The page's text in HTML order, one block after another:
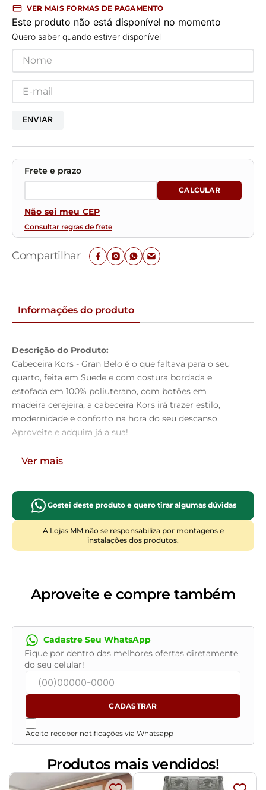
VER MAIS FORMAS DE PAGAMENTO
Este produto não está disponível no momento
Quero saber quando estiver disponível
ENVIAR
Não sei meu CEP
Consultar regras de frete
Compartilhar
Informações do produto
Descrição do Produto:
Cabeceira Kors - Gran Belo é o que faltava para o seu
quarto, feita em Suede e com costura bordada e
estofada em 100% poliuterano, com botões em
madeira cerejeira, a cabeceira Kors irá trazer estilo,
modernidade e conforto na hora do seu descanso.
Aproveite e adquira já a sua!
Altura:125cm
Profundidade:
Características do Produto:
Material da Estrutura:Madeira industrializada
Tamanho:
Queen Size
Necessita de Montagem:
montagem, recomendamos que a montagem seja
Instruções/Cuidado:Utilizar um pano levemente
umedecido com água, seguido de pano seco. Evitar
exposição ao sol, para que o produto não sofra
alterações na cor. Não limpar com escovas ou
produtos abrasivos
Ver mais
Gostei deste produto e quero tirar algumas dúvidas
A Lojas MM não se responsabiliza por montagens e
instalações dos produtos.
Aproveite e compre também
Cadastre Seu WhatsApp
Fique por dentro das melhores ofertas diretamente
do seu celular!
CADASTRAR
Aceito receber notificações via Whatsapp
Produtos mais vendidos!